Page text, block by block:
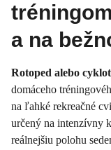
a na
Rotoped alebo
domáceho
na ľahké rekreačné
určený na intenzívny
reálnejšiu polohu